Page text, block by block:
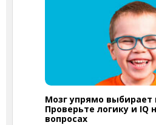
Мозг упрямо выбирает
Проверьте логику и IQ
вопросах